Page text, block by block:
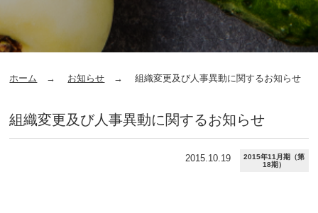
ホーム お知らせ 組織変更及び人事異動に関するお知らせ
組織変更及び人事異動に関するお知らせ
2015.10.19
2015年11月期（第
18期）